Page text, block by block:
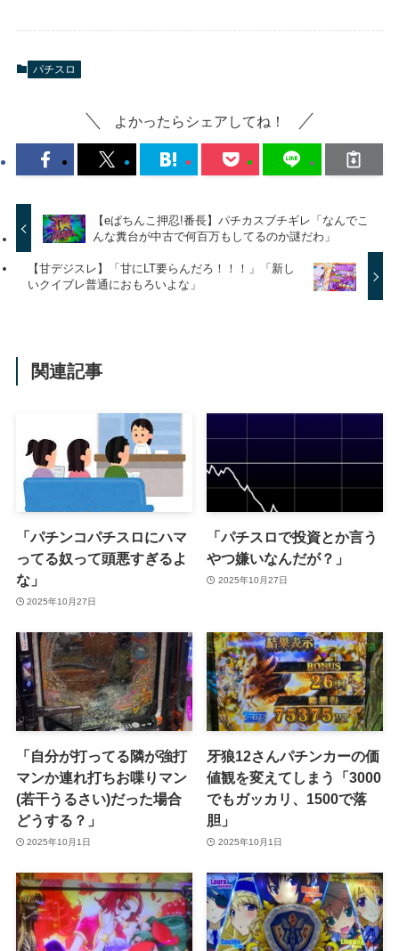
パチスロ
よかったらシェアしてね！
【eぱちんこ押忍!番長】パチカスブチギレ「なんでこ
んな糞台が中古で何百万もしてるのか謎だわ」
【甘デジスレ】「甘にLT要らんだろ！！！」「新し
いクイブレ普通におもろいよな」
関連記事
「パチンコパチスロにハマ
ってる奴って頭悪すぎるよ
な」
2025年10月27日
「パチスロで投資とか言う
やつ嫌いなんだが？」
2025年10月27日
「自分が打ってる隣が強打
マンか連れ打ちお喋りマン
(若干うるさい)だった場合
どうする？」
2025年10月1日
牙狼12さんパチンカーの価
値観を変えてしまう「3000
でもガッカリ、1500で落
胆」
2025年10月1日